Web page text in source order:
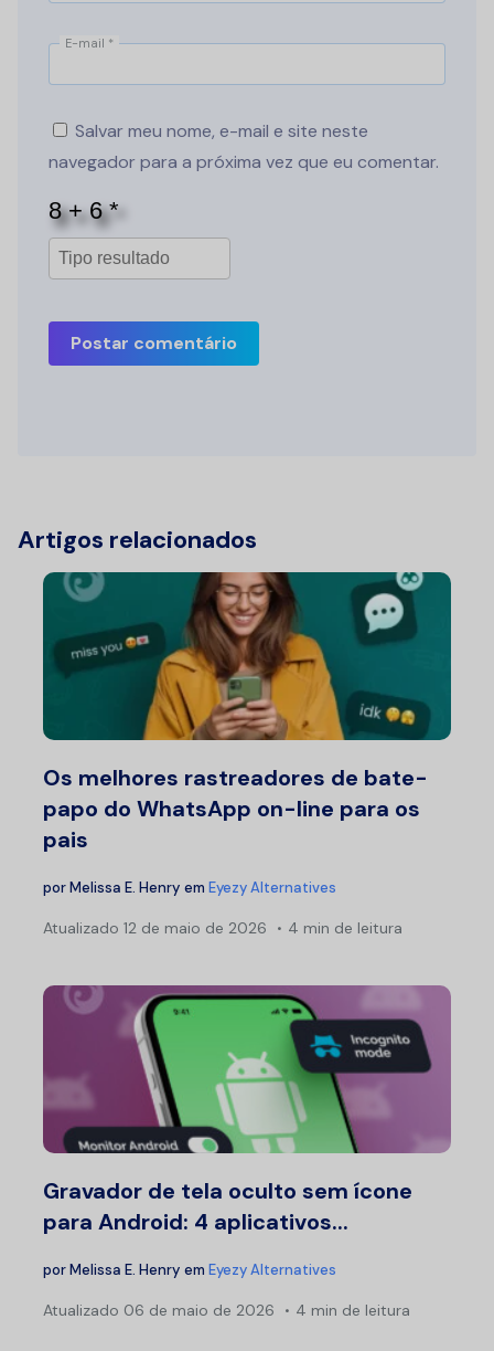
E-mail *
Salvar meu nome, e-mail e site neste
navegador para a próxima vez que eu comentar.
Postar comentário
Artigos relacionados
Os melhores rastreadores de bate-
papo do WhatsApp on-line para os
pais
porMelissa E. Henry em Eyezy Alternatives
Atualizado 12 de maio de 2026 4 min de leitura
Gravador de tela oculto sem ícone
para Android: 4 aplicativos...
porMelissa E. Henry em Eyezy Alternatives
Atualizado 06 de maio de 2026 4 min de leitura